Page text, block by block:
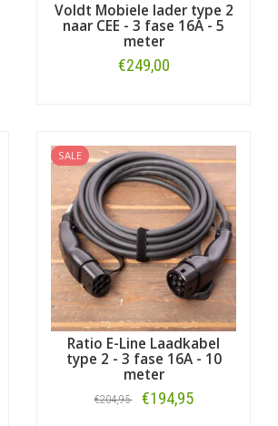
Voldt Mobiele lader type 2
naar CEE - 3 fase 16A - 5
meter
€249,00
SALE
Ratio E-Line Laadkabel
type 2 - 3 fase 16A - 10
meter
€204,95 €194,95